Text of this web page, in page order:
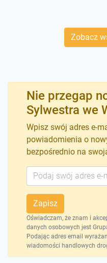
Zobacz
Nie przegap
Sylwestra we
Wpisz swój adres e-
powiadomienia o
bezpośrednio na
Zapisz
Oświadczam, że znam i
danych osobowych jest
Podając adres email
wiadomości handlowych